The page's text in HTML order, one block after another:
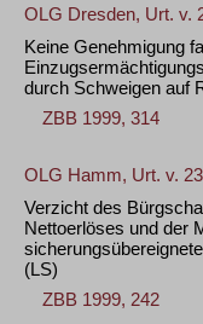
OLG Dresden, Urt. v.
Keine Genehmigung
durch Schweigen auf
ZBB 1999, 314
OLG Hamm, Urt. v.
Verzicht des
Nettoerlöses und der
(LS)
ZBB 1999, 242